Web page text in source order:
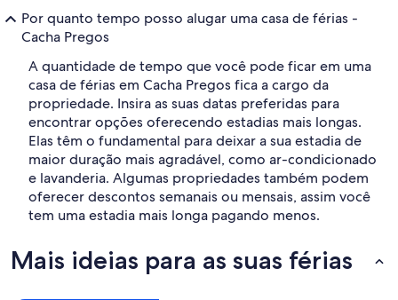
Por quanto tempo posso alugar uma casa de férias -
Cacha Pregos
A quantidade de tempo que você pode ficar em uma
casa de férias em Cacha Pregos fica a cargo da
propriedade. Insira as suas datas preferidas para
encontrar opções oferecendo estadias mais longas.
Elas têm o fundamental para deixar a sua estadia de
maior duração mais agradável, como ar-condicionado
e lavanderia. Algumas propriedades também podem
oferecer descontos semanais ou mensais, assim você
tem uma estadia mais longa pagando menos.
Mais ideias para as suas férias